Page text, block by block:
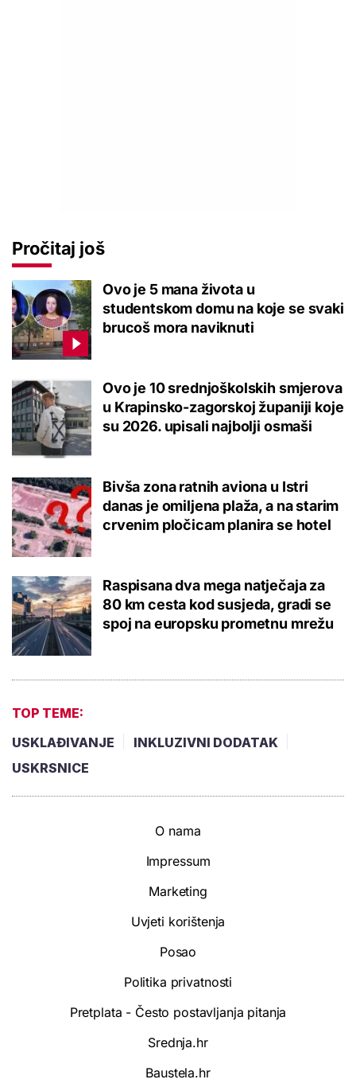
Pročitaj još
Ovo je 5 mana života u
studentskom domu na koje se svaki
brucoš mora naviknuti
Ovo je 10 srednjoškolskih smjerova
u Krapinsko-zagorskoj županiji koje
su 2026. upisali najbolji osmaši
Bivša zona ratnih aviona u Istri
danas je omiljena plaža, a na starim
crvenim pločicam planira se hotel
Raspisana dva mega natječaja za
80 km cesta kod susjeda, gradi se
spoj na europsku prometnu mrežu
TOP TEME:
USKLAĐIVANJE
INKLUZIVNI DODATAK
USKRSNICE
O nama
Impressum
Marketing
Uvjeti korištenja
Posao
Politika privatnosti
Pretplata - Često postavljanja pitanja
Srednja.hr
Baustela.hr